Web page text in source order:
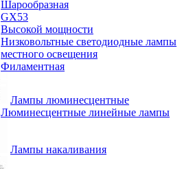
Шарообразная
GX53
Высокой мощности
Низковольтные светодиодные лампы
местного освещения
Филаментная
Лампы люминесцентные
Люминесцентные линейные лампы
Лампы накаливания